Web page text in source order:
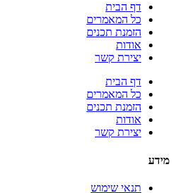
דף הבית
כל המאמרים
הזמנת תכנים
אודות
יצירת קשר
דף הבית
כל המאמרים
הזמנת תכנים
אודות
יצירת קשר
מידע
תנאי שימוש